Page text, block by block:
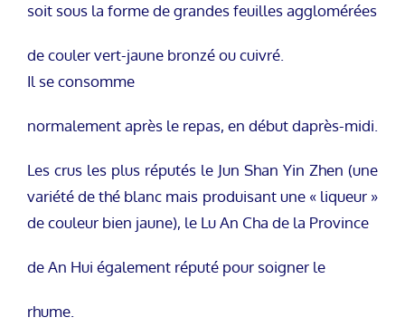
soit sous la forme de grandes feuilles agglomérées
de couler vert-jaune bronzé ou cuivré.
Il se consomme
normalement après le repas, en début daprès-midi.
Les crus les plus réputés le Jun Shan Yin Zhen (une
variété de thé blanc mais produisant une « liqueur »
de couleur bien jaune), le Lu An Cha de la Province
de An Hui également réputé pour soigner le
rhume.